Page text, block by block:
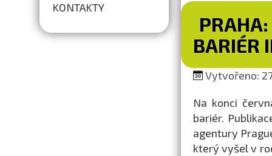
KONTAKTY
PRAHA:
BARIÉR
Vytvořeno:
Na konci
bariér.
agentury
který vyšel v